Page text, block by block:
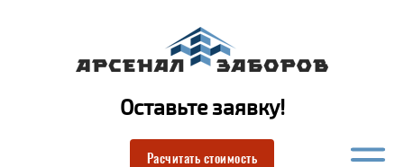
Оставьте заявку!
Расчитать стоимость